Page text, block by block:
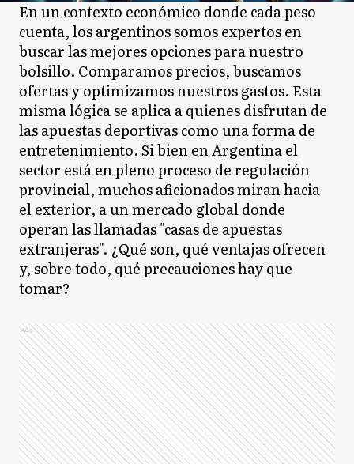
En un contexto económico donde cada peso
cuenta, los argentinos somos expertos en
buscar las mejores opciones para nuestro
bolsillo. Comparamos precios, buscamos
ofertas y optimizamos nuestros gastos. Esta
misma lógica se aplica a quienes disfrutan de
las apuestas deportivas como una forma de
entretenimiento. Si bien en Argentina el
sector está en pleno proceso de regulación
provincial, muchos aficionados miran hacia
el exterior, a un mercado global donde
operan las llamadas "casas de apuestas
extranjeras". ¿Qué son, qué ventajas ofrecen
y, sobre todo, qué precauciones hay que
tomar?
Ads